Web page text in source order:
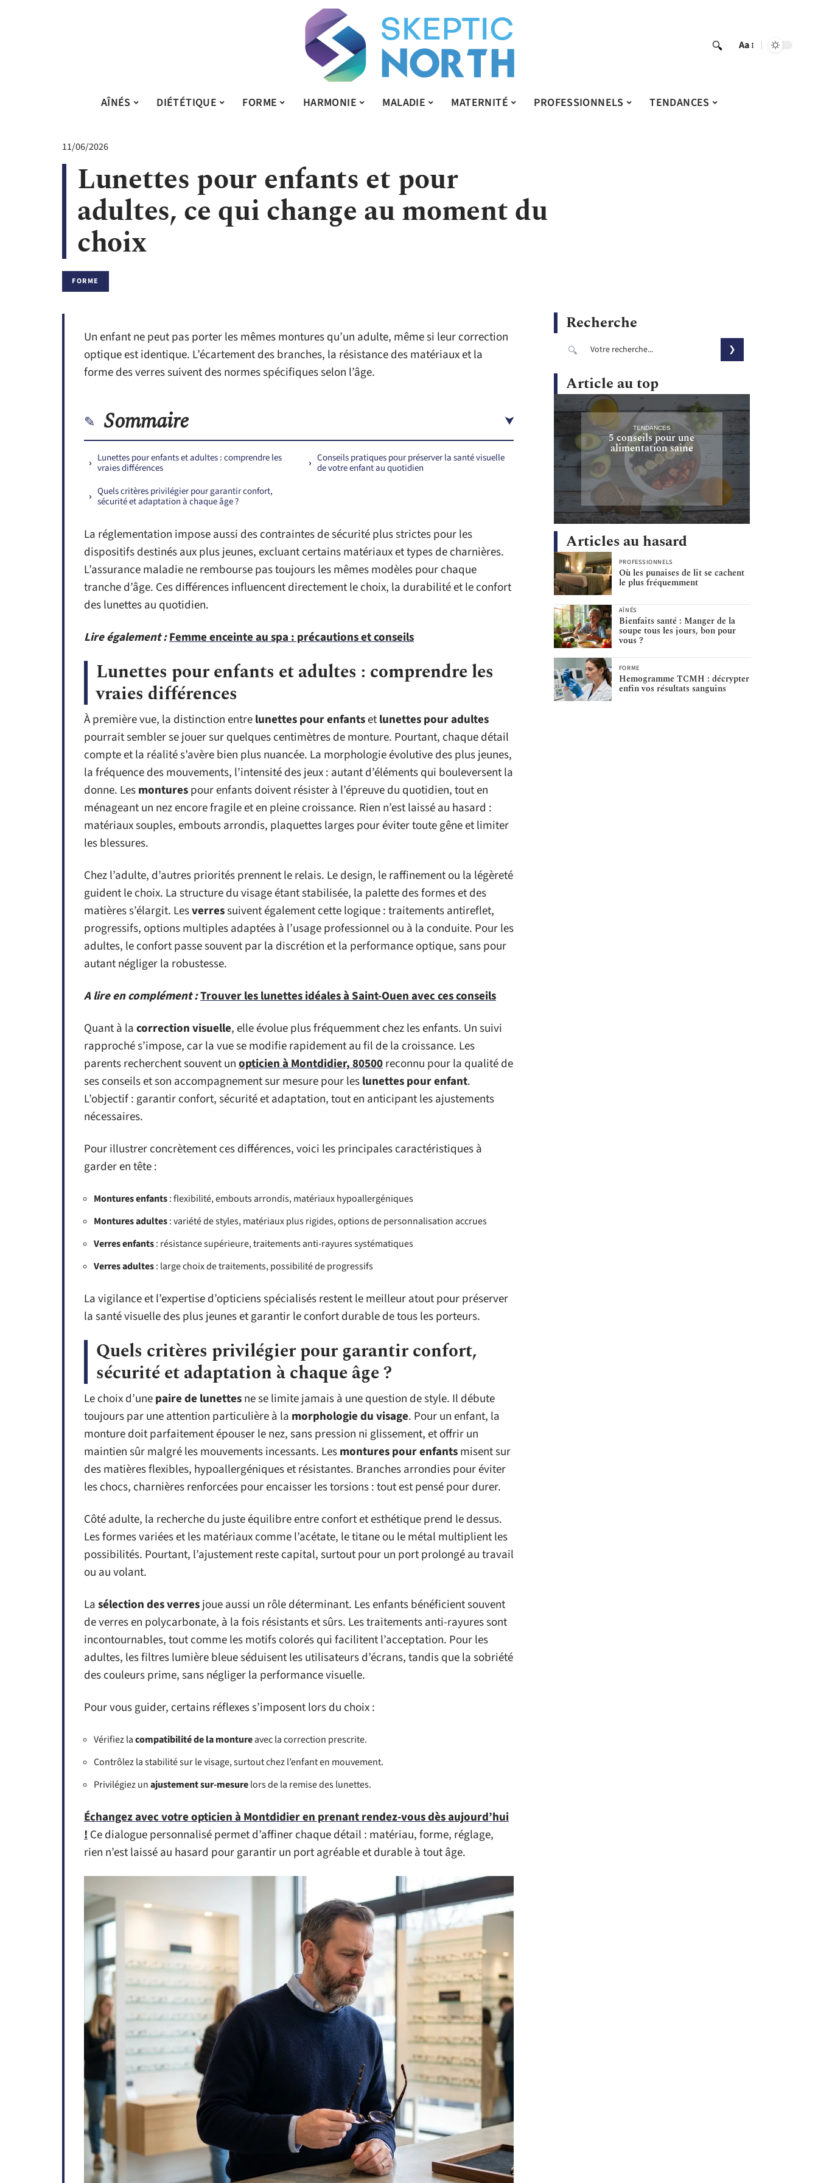
Aa
AÎNÉS DIÉTÉTIQUE FORME HARMONIE MALADIE MATERNITÉ PROFESSIONNELS TENDANCES
11/06/2026
Lunettes pour enfants et pour
adultes, ce qui change au moment du
choix
FORME
Un enfant ne peut pas porter les mêmes montures qu’un adulte, même si leur correction
optique est identique. L’écartement des branches, la résistance des matériaux et la
forme des verres suivent des normes spécifiques selon l’âge.
Sommaire
Lunettes pour enfants et adultes : comprendre les
vraies différences
Quels critères privilégier pour garantir confort,
sécurité et adaptation à chaque âge ?
Conseils pratiques pour préserver la santé visuelle
de votre enfant au quotidien
La réglementation impose aussi des contraintes de sécurité plus strictes pour les
dispositifs destinés aux plus jeunes, excluant certains matériaux et types de charnières.
L’assurance maladie ne rembourse pas toujours les mêmes modèles pour chaque
tranche d’âge. Ces différences influencent directement le choix, la durabilité et le confort
des lunettes au quotidien.
Lire également :Femme enceinte au spa : précautions et conseils
Lunettes pour enfants et adultes : comprendre les
vraies différences
À première vue, la distinction entrelunettes pour enfantsetlunettes pour adultes
pourrait sembler se jouer sur quelques centimètres de monture. Pourtant, chaque détail
compte et la réalité s’avère bien plus nuancée. La morphologie évolutive des plus jeunes,
la fréquence des mouvements, l’intensité des jeux : autant d’éléments qui bouleversent la
donne. Lesmonturespour enfants doivent résister à l’épreuve du quotidien, tout en
ménageant un nez encore fragile et en pleine croissance. Rien n’est laissé au hasard :
matériaux souples, embouts arrondis, plaquettes larges pour éviter toute gêne et limiter
les blessures.
Chez l’adulte, d’autres priorités prennent le relais. Le design, le raffinement ou la légèreté
guident le choix. La structure du visage étant stabilisée, la palette des formes et des
matières s’élargit. Lesverressuivent également cette logique : traitements antireflet,
progressifs, options multiples adaptées à l’usage professionnel ou à la conduite. Pour les
adultes, le confort passe souvent par la discrétion et la performance optique, sans pour
autant négliger la robustesse.
A lire en complément :Trouver les lunettes idéales à Saint-Ouen avec ces conseils
Quant à lacorrection visuelle, elle évolue plus fréquemment chez les enfants. Un suivi
rapproché s’impose, car la vue se modifie rapidement au fil de la croissance. Les
parents recherchent souvent unopticien à Montdidier, 80500reconnu pour la qualité de
ses conseils et son accompagnement sur mesure pour leslunettes pour enfant.
L’objectif : garantir confort, sécurité et adaptation, tout en anticipant les ajustements
nécessaires.
Pour illustrer concrètement ces différences, voici les principales caractéristiques à
garder en tête :
Montures enfants: flexibilité, embouts arrondis, matériaux hypoallergéniques
Montures adultes: variété de styles, matériaux plus rigides, options de personnalisation accrues
Verres enfants: résistance supérieure, traitements anti-rayures systématiques
Verres adultes: large choix de traitements, possibilité de progressifs
La vigilance et l’expertise d’opticiens spécialisés restent le meilleur atout pour préserver
la santé visuelle des plus jeunes et garantir le confort durable de tous les porteurs.
Quels critères privilégier pour garantir confort,
sécurité et adaptation à chaque âge ?
Le choix d’unepaire de lunettesne se limite jamais à une question de style. Il débute
toujours par une attention particulière à la morphologie du visage. Pour un enfant, la
monture doit parfaitement épouser le nez, sans pression ni glissement, et offrir un
maintien sûr malgré les mouvements incessants. Lesmontures pour enfantsmisent sur
des matières flexibles, hypoallergéniques et résistantes. Branches arrondies pour éviter
les chocs, charnières renforcées pour encaisser les torsions : tout est pensé pour durer.
Côté adulte, la recherche du juste équilibre entre confort et esthétique prend le dessus.
Les formes variées et les matériaux comme l’acétate, le titane ou le métal multiplient les
possibilités. Pourtant, l’ajustement reste capital, surtout pour un port prolongé au travail
ou au volant.
Lasélection des verresjoue aussi un rôle déterminant. Les enfants bénéficient souvent
de verres en polycarbonate, à la fois résistants et sûrs. Les traitements anti-rayures sont
incontournables, tout comme les motifs colorés qui facilitent l’acceptation. Pour les
adultes, les filtres lumière bleue séduisent les utilisateurs d’écrans, tandis que la sobriété
des couleurs prime, sans négliger la performance visuelle.
Pour vous guider, certains réflexes s’imposent lors du choix :
Vérifiez lacompatibilité de la montureavec la correction prescrite.
Contrôlez la stabilité sur le visage, surtout chez l’enfant en mouvement.
Privilégiez unajustement sur-mesurelors de la remise des lunettes.
Échangez avec votre opticien à Montdidier en prenant rendez-vous dès aujourd’hui
!Ce dialogue personnalisé permet d’affiner chaque détail : matériau, forme, réglage,
rien n’est laissé au hasard pour garantir un port agréable et durable à tout âge.
Recherche
Article au top
TENDANCES
5 conseils pour une
alimentation saine
Articles au hasard
PROFESSIONNELS
Où les punaises de lit se cachent
le plus fréquemment
AÎNÉS
Bienfaits santé : Manger de la
soupe tous les jours, bon pour
vous ?
FORME
Hemogramme TCMH : décrypter
enfin vos résultats sanguins